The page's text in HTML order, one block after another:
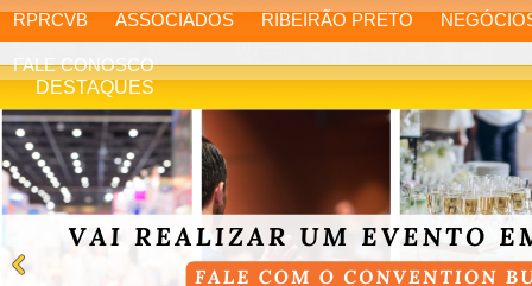
RPRCVB ASSOCIADOS RIBEIRÃO PRETO
FALE CONOSCO
DESTAQUES